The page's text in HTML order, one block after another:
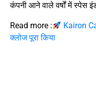
कंपनी आने वाले वर्षों में स्पेस
Read more :
Kairon
क्लोज पूरा किया